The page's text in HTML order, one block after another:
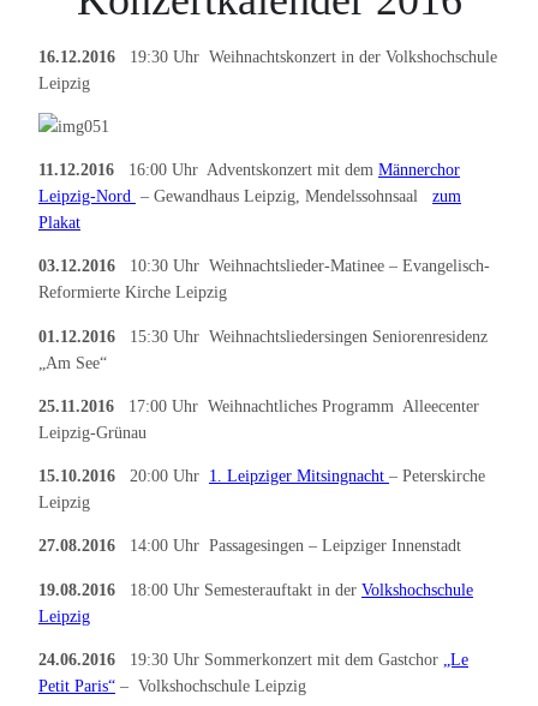
16.12.2016 19:30 Uhr Weihnachtskonzert in der Volkshochschule
Leipzig
11.12.2016 16:00 Uhr Adventskonzert mit dem Männerchor
Leipzig-Nord – Gewandhaus Leipzig, Mendelssohnsaal zum
Plakat
03.12.2016 10:30 Uhr Weihnachtslieder-Matinee – Evangelisch-
Reformierte Kirche Leipzig
01.12.2016 15:30 Uhr Weihnachtsliedersingen Seniorenresidenz
„Am See“
25.11.2016 17:00 Uhr Weihnachtliches Programm Alleecenter
Leipzig-Grünau
15.10.2016 20:00 Uhr 1. Leipziger Mitsingnacht – Peterskirche
Leipzig
27.08.2016 14:00 Uhr Passagesingen – Leipziger Innenstadt
19.08.2016 18:00 Uhr Semesterauftakt in der Volkshochschule
Leipzig
24.06.2016 19:30 Uhr Sommerkonzert mit dem Gastchor
„Le
Petit Paris“ – Volkshochschule Leipzig